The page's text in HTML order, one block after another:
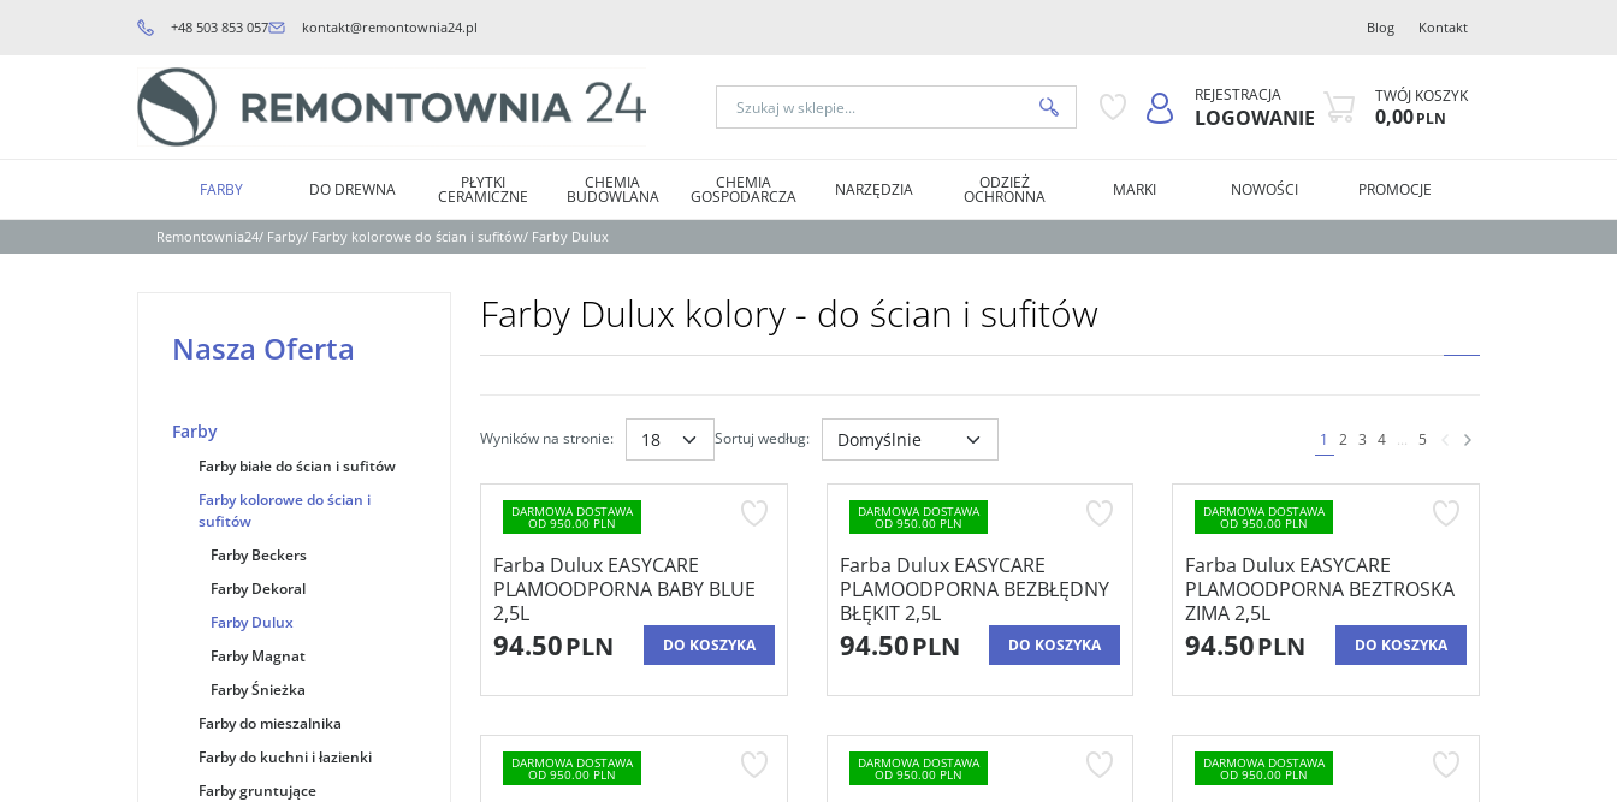
+48 503 853 057 kontakt@remontownia24.pl Blog Kontakt
REJESTRACJA
LOGOWANIE
TWÓJ KOSZYK
0,00PLN
FARBY DO DREWNA PŁYTKI
CERAMICZNE
CHEMIA
BUDOWLANA
CHEMIA
GOSPODARCZA NARZĘDZIA ODZIEŻ
OCHRONNA MARKI NOWOŚCI PROMOCJE
Remontownia24/ Farby/ Farby kolorowe do ścian i sufitów/ Farby Dulux
Farby Dulux kolory - do ścian i sufitów
Wyników na stronie: Sortuj według: 1 2 3 4 ... 5
Rodzaj
Zastosowanie
Wykończenie
DARMOWA DOSTAWA
OD 950.00 PLN
Farba Dulux EASYCARE
PLAMOODPORNA BABY BLUE
2,5L
94.50PLN DO KOSZYKA
DARMOWA DOSTAWA
OD 950.00 PLN
Farba Dulux EASYCARE
PLAMOODPORNA BEZBŁĘDNY
BŁĘKIT 2,5L
94.50PLN DO KOSZYKA
DARMOWA DOSTAWA
OD 950.00 PLN
Farba Dulux EASYCARE
PLAMOODPORNA BEZTROSKA
ZIMA 2,5L
94.50PLN DO KOSZYKA
DARMOWA DOSTAWA
OD 950.00 PLN
DARMOWA DOSTAWA
OD 950.00 PLN
DARMOWA DOSTAWA
OD 950.00 PLN
Nasza Oferta
Farby
Farby białe do ścian i sufitów
Farby kolorowe do ścian i
sufitów
Farby Beckers
Farby Dekoral
Farby Dulux
Farby Magnat
Farby Śnieżka
Farby do mieszalnika
Farby do kuchni i łazienki
Farby gruntujące